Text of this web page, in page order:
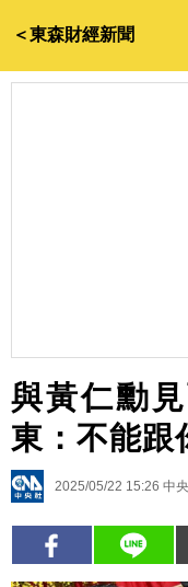
＜東森財經新聞
與黃仁勳
東：不能跟
2025/05/22 15:26 中